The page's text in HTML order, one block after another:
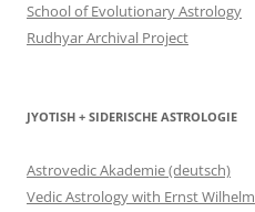
School of Evolutionary Astrology
Rudhyar Archival Project
JYOTISH + SIDERISCHE ASTROLOGIE
Astrovedic Akademie (deutsch)
Vedic Astrology with Ernst Wilhelm